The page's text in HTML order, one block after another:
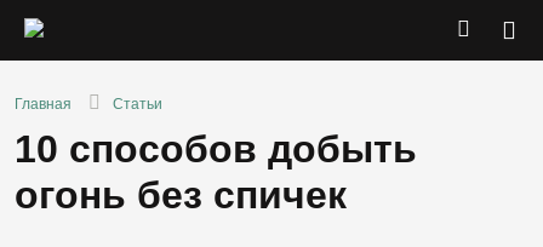
Главная Статьи
10 способов добыть
огонь без спичек